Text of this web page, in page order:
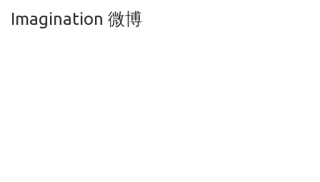
Imagination 微博